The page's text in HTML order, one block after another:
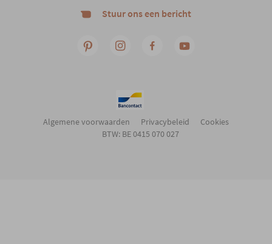
Stuur ons een bericht
Algemene voorwaarden Privacybeleid
Cookies
BTW: BE 0415 070 027